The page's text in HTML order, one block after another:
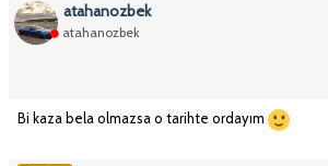
atahanozbek
atahanozbek
Bi kaza bela olmazsa o tarihte ordayım